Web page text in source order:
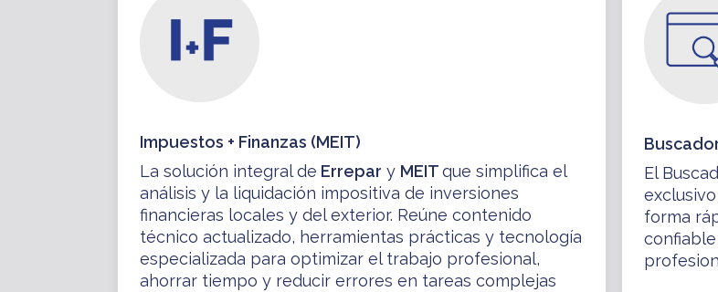
Impuestos + Finanzas (MEIT)
La solución integral de Errepar y MEITque simplifica el
análisis y la liquidación impositiva de inversiones
financieras locales y del exterior. Reúne contenido
técnico actualizado, herramientas prácticas y tecnología
especializada para optimizar el trabajo profesional,
ahorrar tiempo y reducir errores en tareas complejas
El
forma